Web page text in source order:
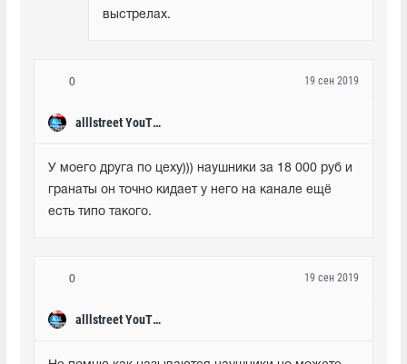
выстрелах.
0
alllstreet YouTube
19 сен 2019
У моего друга по цеху))) наушники за 18 000 руб и
гранаты он точно кидает у него на канале ещё
есть типо такого.
0
alllstreet YouTube
19 сен 2019